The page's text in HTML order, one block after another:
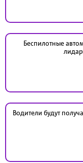
Беспилотные
Водители будут